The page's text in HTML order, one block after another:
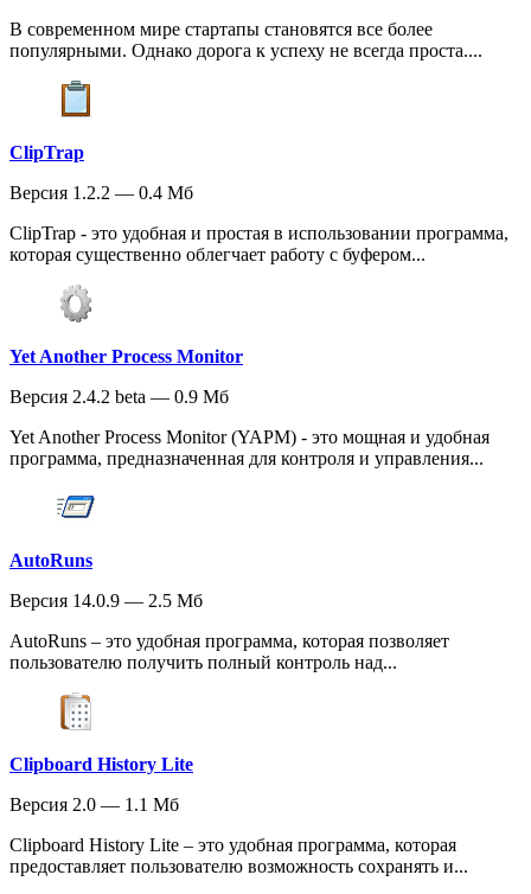
В современном мире стартапы становятся все более
популярными. Однако дорога к успеху не всегда проста....
ClipTrap
Версия 1.2.2 — 0.4 Мб
ClipTrap - это удобная и простая в использовании программа,
которая существенно облегчает работу с буфером...
Yet Another Process Monitor
Версия 2.4.2 beta — 0.9 Мб
Yet Another Process Monitor (YAPM) - это мощная и удобная
программа, предназначенная для контроля и управления...
AutoRuns
Версия 14.0.9 — 2.5 Мб
AutoRuns – это удобная программа, которая позволяет
пользователю получить полный контроль над...
Clipboard History Lite
Версия 2.0 — 1.1 Мб
Clipboard History Lite – это удобная программа, которая
предоставляет пользователю возможность сохранять и...